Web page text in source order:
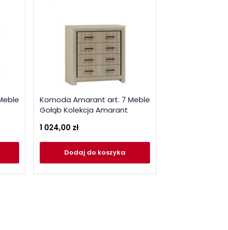
Komoda Amarant art. 7 Meble
Gołąb Kolekcja Amarant
1 024,00 zł
Dodaj do koszyka